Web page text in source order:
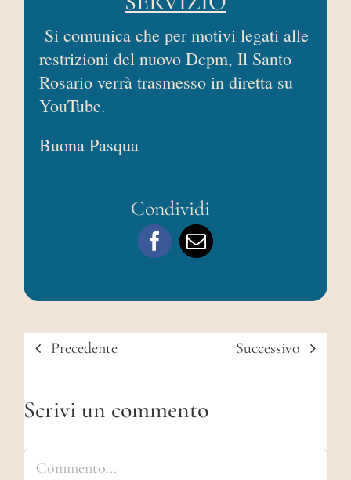
Si comunica che per motivi legati alle
restrizioni del nuovo Dcpm, Il Santo
Rosario verrà trasmesso in diretta su
YouTube.
Buona Pasqua
Condividi
Precedente Successivo
Scrivi un commento
Commento